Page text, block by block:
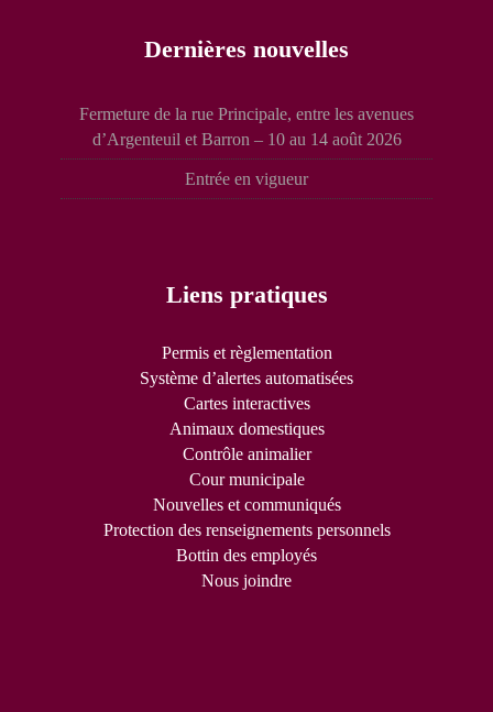
Dernières nouvelles
Fermeture de la rue Principale, entre les avenues
d’Argenteuil et Barron – 10 au 14 août 2026
Entrée en vigueur
Liens pratiques
Permis et règlementation
Système d’alertes automatisées
Cartes interactives
Animaux domestiques
Contrôle animalier
Cour municipale
Nouvelles et communiqués
Protection des renseignements personnels
Bottin des employés
Nous joindre